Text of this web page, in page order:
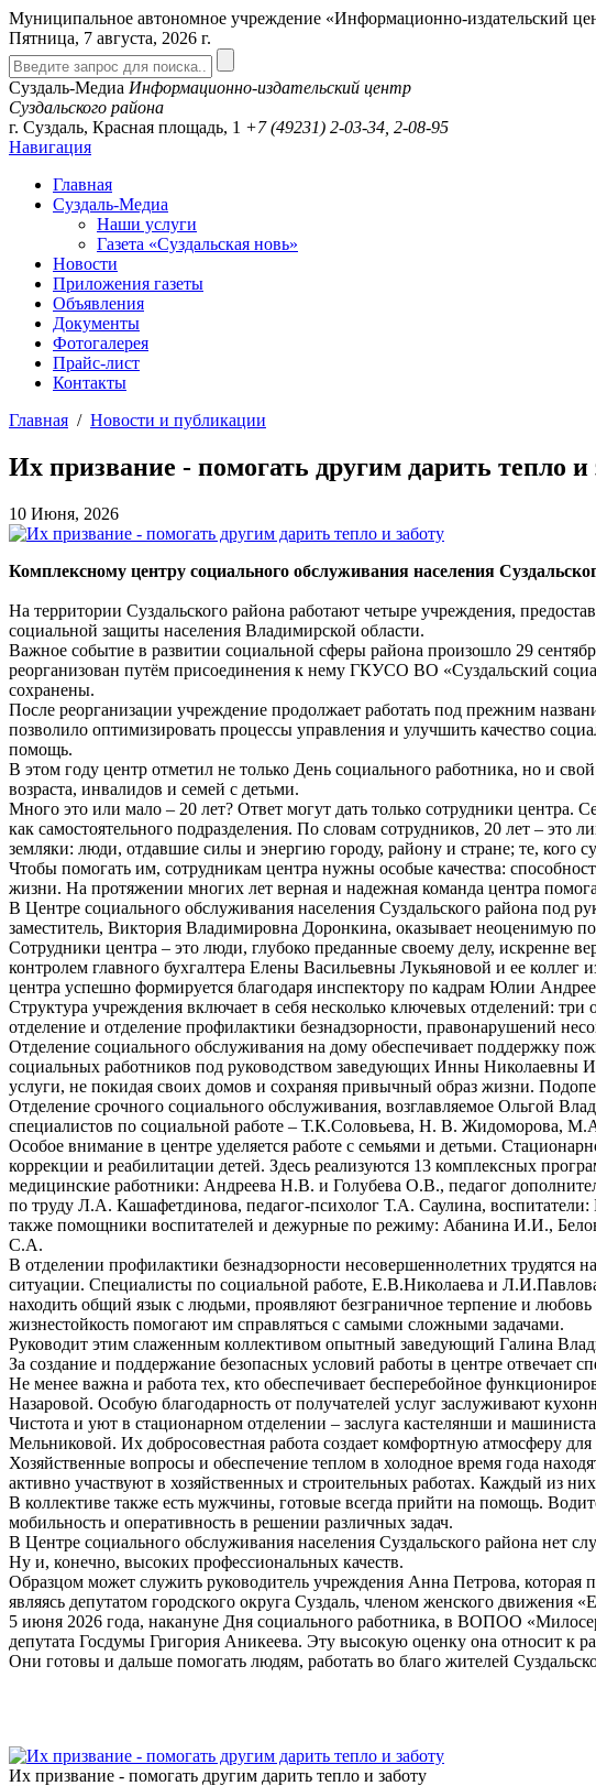
Муниципальное автономное учреждение «Информационно-издательский
Пятница, 7 августа, 2026 г.
Суздаль-Медиа Информационно-издательский центр
Суздальского района
г. Суздаль, Красная площадь, 1 +7 (49231) 2-03-34, 2-08-95
Навигация
Главная
Суздаль-Медиа
Наши услуги
Газета «Суздальская новь»
Новости
Приложения газеты
Объявления
Документы
Фотогалерея
Прайс-лист
Контакты
Главная / Новости и публикации
Их призвание - помогать другим дарить тепло и
10 Июня, 2026
Комплексному центру социального обслуживания населения
На территории Суздальского района работают четыре учреждения,
социальной защиты населения Владимирской области.
Важное событие в развитии социальной сферы района произошло 29
реорганизован путём присоединения к нему ГКУСО ВО «Суздальский
сохранены.
После реорганизации учреждение продолжает работать под прежним
позволило оптимизировать процессы управления и улучшить качество
помощь.
В этом году центр отметил не только День социального работника, но и
возраста, инвалидов и семей с детьми.
Много это или мало – 20 лет? Ответ могут дать только сотрудники центра.
как самостоятельного подразделения. По словам сотрудников, 20 лет –
земляки: люди, отдавшие силы и энергию городу, району и стране; те, кого
Чтобы помогать им, сотрудникам центра нужны особые качества:
жизни. На протяжении многих лет верная и надежная команда центра
В Центре социального обслуживания населения Суздальского района под
заместитель, Виктория Владимировна Доронкина, оказывает неоценимую
Сотрудники центра – это люди, глубоко преданные своему делу, искренне
контролем главного бухгалтера Елены Васильевны Лукьяновой и ее
центра успешно формируется благодаря инспектору по кадрам Юлии
Структура учреждения включает в себя несколько ключевых отделений:
отделение и отделение профилактики безнадзорности, правонарушений
Отделение социального обслуживания на дому обеспечивает поддержку
социальных работников под руководством заведующих Инны Николаевны
услуги, не покидая своих домов и сохраняя привычный образ жизни.
Отделение срочного социального обслуживания, возглавляемое Ольгой
специалистов по социальной работе – Т.К.Соловьева, Н. В. Жидоморова,
Особое внимание в центре уделяется работе с семьями и детьми.
коррекции и реабилитации детей. Здесь реализуются 13 комплексных
медицинские работники: Андреева Н.В. и Голубева О.В., педагог
по труду Л.А. Кашафетдинова, педагог-психолог Т.А. Саулина,
также помощники воспитателей и дежурные по режиму: Абанина И.И.,
С.А.
В отделении профилактики безнадзорности несовершеннолетних трудятся
ситуации. Специалисты по социальной работе, Е.В.Николаева и
находить общий язык с людьми, проявляют безграничное терпение и
жизнестойкость помогают им справляться с самыми сложными задачами.
Руководит этим слаженным коллективом опытный заведующий Галина
За создание и поддержание безопасных условий работы в центре отвечает
Не менее важна и работа тех, кто обеспечивает бесперебойное
Назаровой. Особую благодарность от получателей услуг заслуживают
Чистота и уют в стационарном отделении – заслуга кастелянши и
Мельниковой. Их добросовестная работа создает комфортную атмосферу для
Хозяйственные вопросы и обеспечение теплом в холодное время года
активно участвуют в хозяйственных и строительных работах. Каждый из
В коллективе также есть мужчины, готовые всегда прийти на помощь.
мобильность и оперативность в решении различных задач.
В Центре социального обслуживания населения Суздальского района нет
Ну и, конечно, высоких профессиональных качеств.
Образцом может служить руководитель учреждения Анна Петрова, которая
являясь депутатом городского округа Суздаль, членом женского движения
5 июня 2026 года, накануне Дня социального работника, в ВОПОО
депутата Госдумы Григория Аникеева. Эту высокую оценку она относит к
Они готовы и дальше помогать людям, работать во благо жителей
Их призвание - помогать другим дарить тепло и заботу